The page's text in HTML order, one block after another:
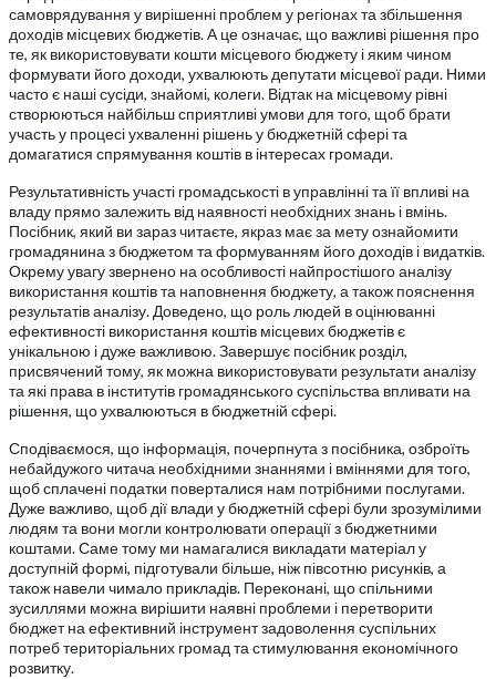
самоврядування у вирішенні проблем у регіонах та збільшення
доходів місцевих бюджетів. А це означає, що важливі рішення про
те, як використовувати кошти місцевого бюджету і яким чином
формувати його доходи, ухвалюють депутати місцевої ради. Ними
часто є наші сусіди, знайомі, колеги. Відтак на місцевому рівні
створюються найбільш сприятливі умови для того, щоб брати
участь у процесі ухваленні рішень у бюджетній сфері та
домагатися спрямування коштів в інтересах громади.
Результативність участі громадськості в управлінні та її впливі на
владу прямо залежить від наявності необхідних знань і вмінь.
Посібник, який ви зараз читаєте, якраз має за мету ознайомити
громадянина з бюджетом та формуванням його доходів і видатків.
Окрему увагу звернено на особливості найпростішого аналізу
використання коштів та наповнення бюджету, а також пояснення
результатів аналізу. Доведено, що роль людей в оцінюванні
ефективності використання коштів місцевих бюджетів є
унікальною і дуже важливою. Завершує посібник розділ,
присвячений тому, як можна використовувати результати аналізу
та які права в інститутів громадянського суспільства впливати на
рішення, що ухвалюються в бюджетній сфері.
Сподіваємося, що інформація, почерпнута з посібника, озброїть
небайдужого читача необхідними знаннями і вміннями для того,
щоб сплачені податки поверталися нам потрібними послугами.
Дуже важливо, щоб дії влади у бюджетній сфері були зрозумілими
людям та вони могли контролювати операції з бюджетними
коштами. Саме тому ми намагалися викладати матеріал у
доступній формі, підготували більше, ніж півсотню рисунків, а
також навели чимало прикладів. Переконані, що спільними
зусиллями можна вирішити наявні проблеми і перетворити
бюджет на ефективний інструмент задоволення суспільних
потреб територіальних громад та стимулювання економічного
розвитку.